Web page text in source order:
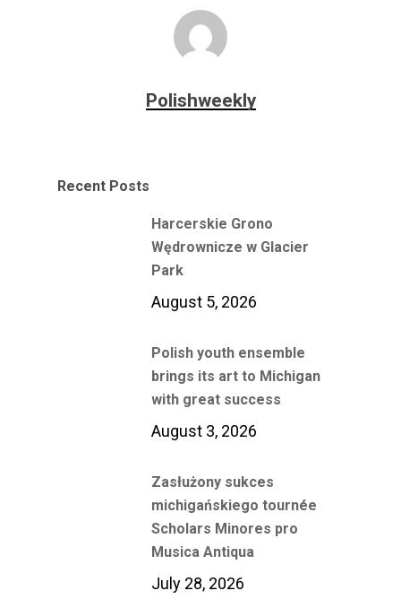
Polishweekly
Recent Posts
Harcerskie Grono
Wędrownicze w Glacier
Park
August 5, 2026
Polish youth ensemble
brings its art to Michigan
with great success
August 3, 2026
Zasłużony sukces
michigańskiego tournée
Scholars Minores pro
Musica Antiqua
July 28, 2026